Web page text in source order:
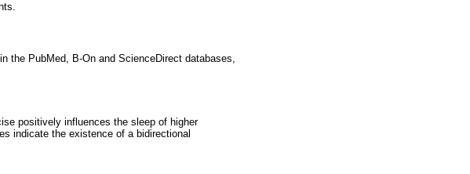
the PubMed, B-On and ScienceDirect databases,
positively influences the sleep of higher
indicate the existence of a bidirectional